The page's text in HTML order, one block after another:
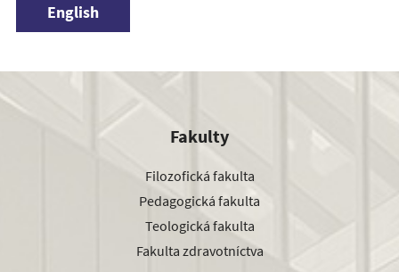
English
Fakulty
Filozofická fakulta
Pedagogická fakulta
Teologická fakulta
Fakulta zdravotníctva